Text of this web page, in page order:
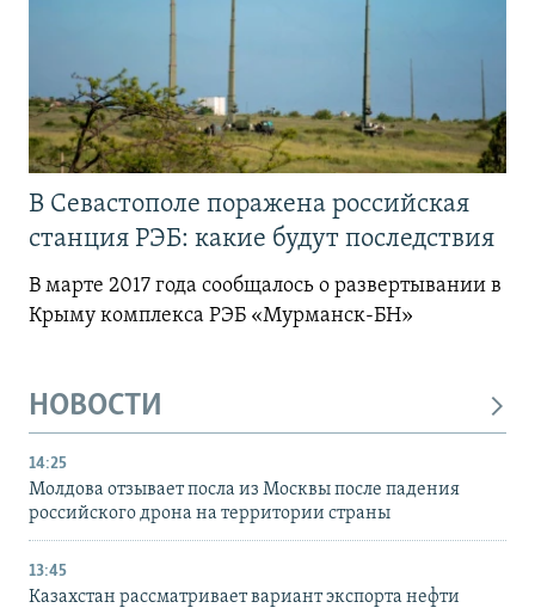
В Севастополе поражена российская
станция РЭБ: какие будут последствия
В марте 2017 года сообщалось о развертывании в
Крыму комплекса РЭБ «Мурманск-БН»
НОВОСТИ
14:25
Молдова отзывает посла из Москвы после падения
российского дрона на территории страны
13:45
Казахстан рассматривает вариант экспорта нефти